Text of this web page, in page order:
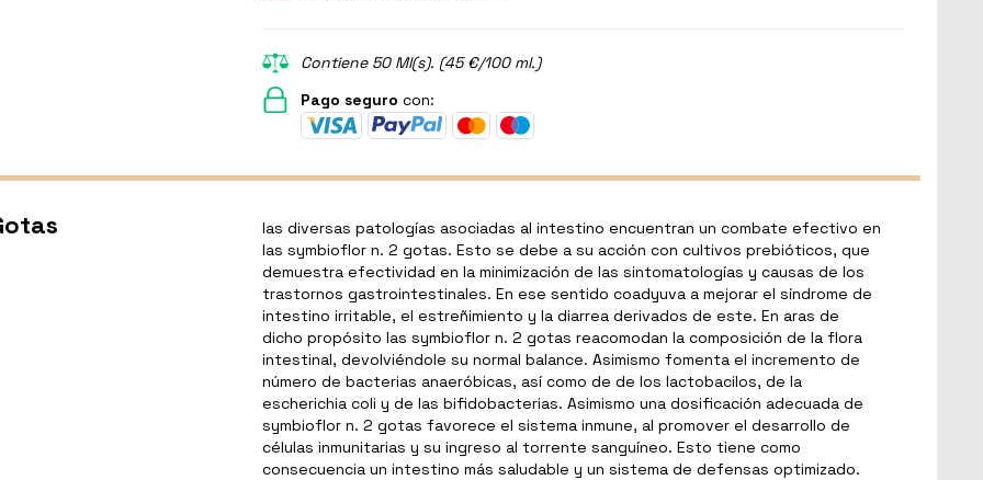
Contiene 50 Ml(s). (45 €/100 ml.)
Pago seguro con:
las diversas patologías asociadas al intestino encuentran un combate efectivo en
las symbioflor n. 2 gotas. Esto se debe a su acción con cultivos prebióticos, que
demuestra efectividad en la minimización de las sintomatologías y causas de los
trastornos gastrointestinales. En ese sentido coadyuva a mejorar el síndrome de
intestino irritable, el estreñimiento y la diarrea derivados de este. En aras de
dicho propósito las symbioflor n. 2 gotas reacomodan la composición de la flora
intestinal, devolviéndole su normal balance. Asimismo fomenta el incremento de
número de bacterias anaeróbicas, así como de de los lactobacilos, de la
escherichia coli y de las bifidobacterias. Asimismo una dosificación adecuada de
symbioflor n. 2 gotas favorece el sistema inmune, al promover el desarrollo de
células inmunitarias y su ingreso al torrente sanguíneo. Esto tiene como
consecuencia un intestino más saludable y un sistema de defensas optimizado.